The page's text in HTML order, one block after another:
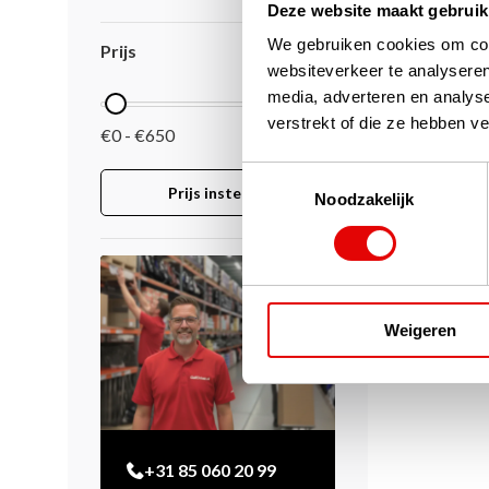
Deze website maakt
We gebruiken cookies om
websiteverkeer te
media, adverteren en
verstrekt of die ze hebben
Toestemmingsselectie
Noodzakelijk
Weigeren
Prijs
€0 - €650
Prijs instellen
+31 85 060 20 99